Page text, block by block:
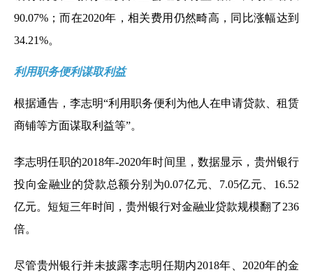
90.07%；而在2020年，相关费用仍然畸高，同比涨幅达到
34.21%。
利用职务便利谋取利益
根据通告，李志明“利用职务便利为他人在申请贷款、租赁
商铺等方面谋取利益等”。
李志明任职的2018年-2020年时间里，数据显示，贵州银行
投向金融业的贷款总额分别为0.07亿元、7.05亿元、16.52
亿元。短短三年时间，贵州银行对金融业贷款规模翻了236
倍。
尽管贵州银行并未披露李志明任期内2018年、2020年的金